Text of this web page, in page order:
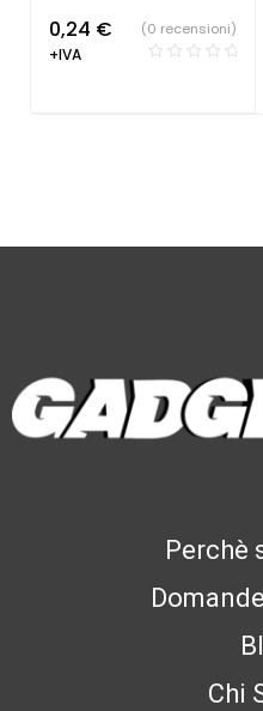
0,24 €
+IVA
(0 recensioni)
Perchè
Chi